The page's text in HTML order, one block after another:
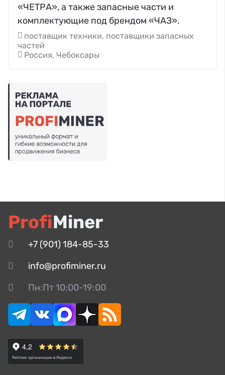
«ЧЕТРА», а также запасные части и
комплектующие под брендом «ЧАЗ».
поставщик техники, поставщики запасных
частей
Россия, Чебоксары
ProfiMiner
+7 (901) 184-85-33
info@profiminer.ru
Пн:Пт 10:00-19:00